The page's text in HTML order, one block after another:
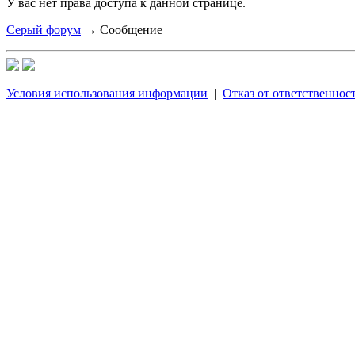
Серый форум → Сообщение
Условия использования информации | Отказ от